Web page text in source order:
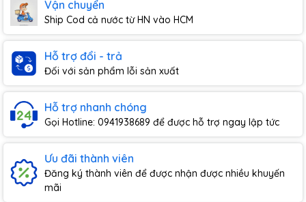
Vận chuyển
Ship Cod cả nước từ HN vào HCM
Hỗ trợ đổi - trả
Đối với sản phẩm lỗi sản xuất
Hỗ trợ nhanh chóng
Gọi Hotline: 0941938689 để được hỗ trợ ngay lập tức
Ưu đãi thành viên
Đăng ký thành viên để được nhận được nhiều khuyến
mãi